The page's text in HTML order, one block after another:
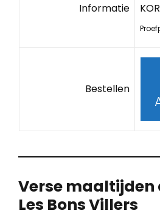
Informatie
Bestellen
Verse maaltijden
Les Bons Villers